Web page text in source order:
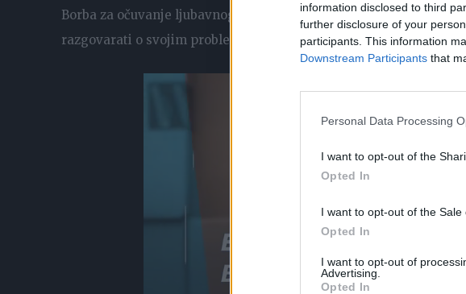
information disclosed to third
further disclosure of your
participants. This information
Downstream Participants that
Personal Data Processing
I want to opt-out of the
Opted In
I want to opt-out of the Sale
Opted In
I want to opt-out of
Advertising.
Opted In
Borba za očuvanje ljubavnog odnosa uzrokuje napetost za vas i
razgovarati o svojim problemima i više neće biti tajna da li je vaš